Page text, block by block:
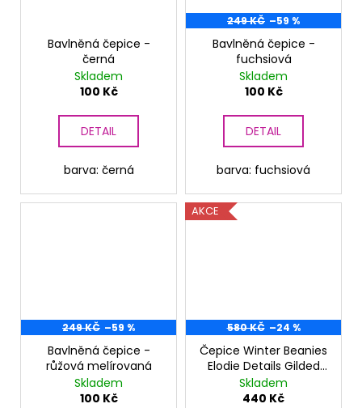
Bavlněná čepice -
černá
Skladem
100 Kč
DETAIL
barva: černá
249 KČ –59 %
Bavlněná čepice -
fuchsiová
Skladem
100 Kč
DETAIL
barva: fuchsiová
249 KČ –59 %
Bavlněná čepice -
růžová melírovaná
Skladem
100 Kč
AKCE
580 KČ –24 %
Čepice Winter Beanies
Elodie Details Gilded
Faded Rose
Skladem
440 Kč